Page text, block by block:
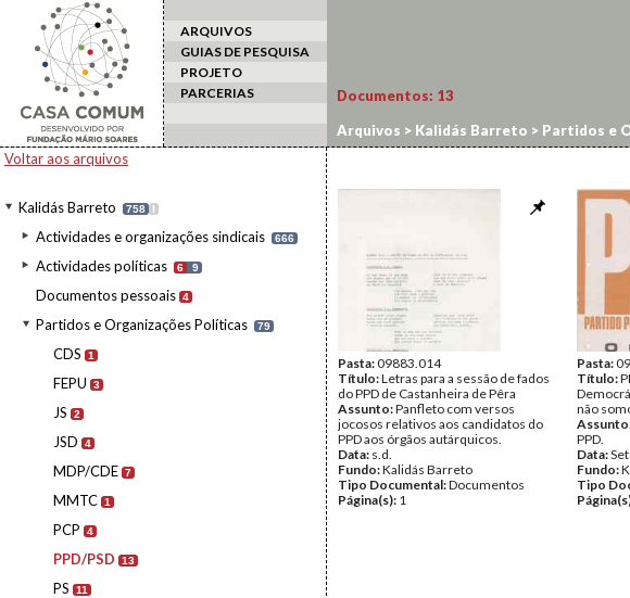
ARQUIVOS
GUIAS DE PESQUISA
PROJETO
PARCERIAS
Voltar aos arquivos
Kalidás Barreto 758 I
Actividades e organizações sindicais 666
Actividades políticas 6 9
Documentos pessoais 4
Partidos e Organizações Políticas 79
CDS 1
FEPU 3
JS 2
JSD 4
MDP/CDE 7
MMTC 1
PCP 4
PPD/PSD 13
PS 11
Documentos: 13
Arquivos > Kalidás Barreto > Partidos e
Pasta:09883.014
Título:Letras para a sessão de fados
do PPD de Castanheira de Pêra
Assunto:Panfleto com versos
jocosos relativos aos candidatos do
PPD aos órgãos autárquicos.
Data: s.d.
Fundo:Kalidás Barreto
Tipo Documental:Documentos
Página(s): 1
Pasta:
Título:
não
PPD.
Data:
Fundo:
Tipo